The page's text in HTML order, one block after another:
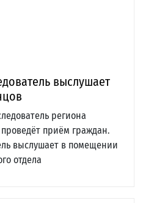
выслушает
региона
приём граждан.
выслушает в помещении
отдела